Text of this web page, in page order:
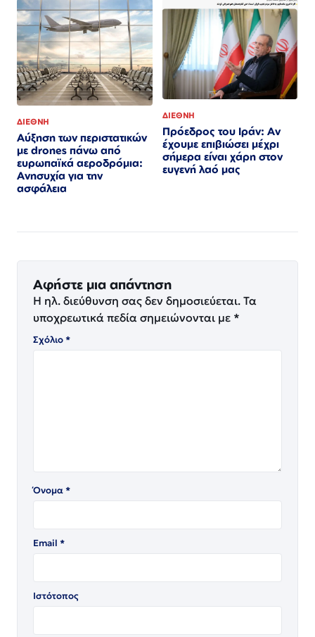
ΔΙΕΘΝΗ
Αύξηση των περιστατικών
με drones πάνω από
ευρωπαϊκά αεροδρόμια:
Ανησυχία για την
ασφάλεια
ΔΙΕΘΝΗ
Πρόεδρος του Ιράν: Αν
έχουμε επιβιώσει μέχρι
σήμερα είναι χάρη στον
ευγενή λαό μας
Αφήστε μια απάντηση
Η ηλ. διεύθυνση σας δεν δημοσιεύεται. Τα
υποχρεωτικά πεδία σημειώνονται με *
Σχόλιο*
Όνομα*
Email *
Ιστότοπος